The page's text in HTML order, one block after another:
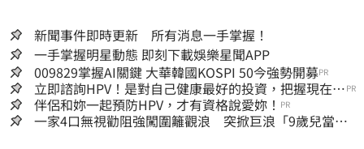
新聞事件即時更新 所有消息一手掌握！
一手掌握明星動態 即刻下載娛樂星聞APP
009829掌握AI關鍵 大華韓國KOSPI 50今強勢開募PR
立即諮詢HPV！是對自己健康最好的投資，把握現在不
嫌晚！
PR
伴侶和妳一起預防HPV，才有資格說愛妳！ PR
一家4口無視勸阻強闖圍籬觀浪 突掀巨浪「9歲兒當場